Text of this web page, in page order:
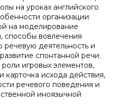
на уроках английского
организации
на моделирование
способы вовлечения
деятельность и
спонтанной речи.
игровых элементов,
карточка исхода действия,
речевого поведения и
иноязычной